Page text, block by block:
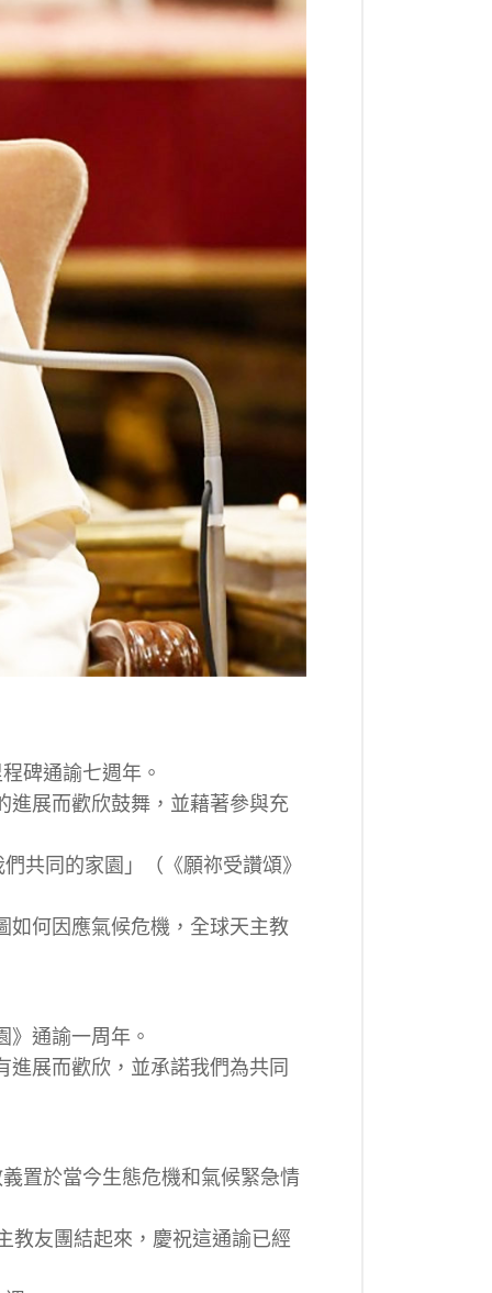
碑通諭七週年。
進展而歡欣鼓舞，並藉著參與充
共同的家園」（《願祢受讚頌》
如何因應氣候危機，全球天主教
通諭一周年。
展而歡欣，並承諾我們為共同
置於當今生態危機和氣候緊急情
教友團結起來，慶祝這通諭已經